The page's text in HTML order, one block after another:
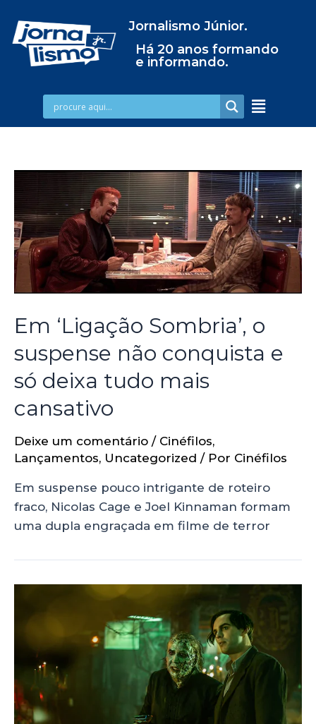
Jornalismo Júnior.
Há 20 anos formando
e informando.
Em ‘Ligação Sombria’, o
suspense não conquista e
só deixa tudo mais
cansativo
Deixe um comentário / Cinéfilos,
Lançamentos, Uncategorized / Por Cinéfilos
Em suspense pouco intrigante de roteiro
fraco, Nicolas Cage e Joel Kinnaman formam
uma dupla engraçada em filme de terror